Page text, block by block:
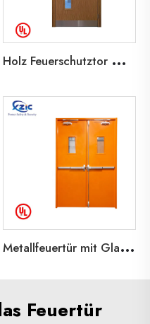
H
olz Feuerschutztor mit Glasfenster
M
etallfeuertür mit Glaslicht
Feuertür